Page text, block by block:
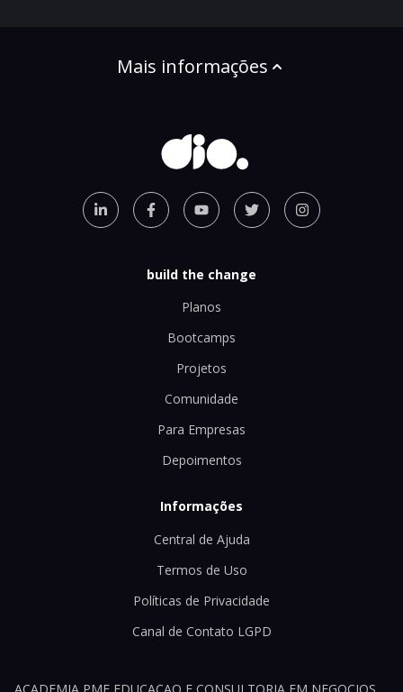
Mais informações
build the change
Planos
Bootcamps
Projetos
Comunidade
Para Empresas
Depoimentos
Informações
Central de Ajuda
Termos de Uso
Políticas de Privacidade
Canal de Contato LGPD